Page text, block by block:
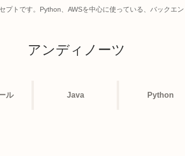
プトです。Python、AWSを中心に使っている、バックエ
アンディノーツ
ル Java Python